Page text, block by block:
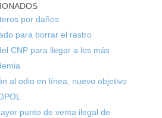
por daños
para borrar el rastro
CNP para llegar a los más
al odio en línea, nuevo objetivo
punto de venta ilegal de